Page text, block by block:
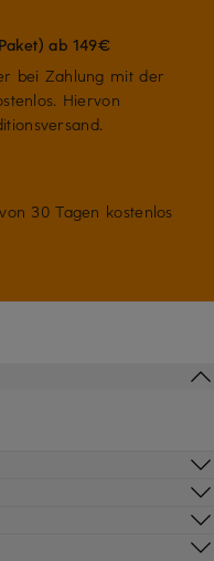
ab 149€
bei Zahlung mit der
Hiervon
30 Tagen kostenlos